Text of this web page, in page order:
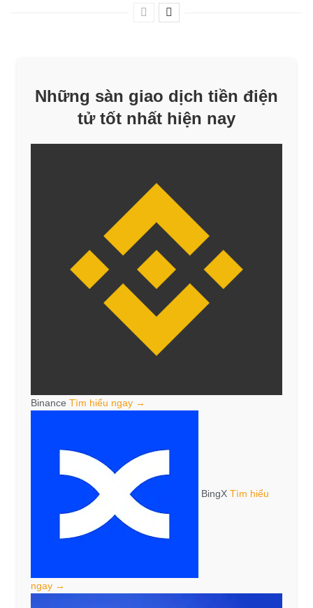
Những sàn giao dịch tiền điện
tử tốt nhất hiện nay
Binance Tìm hiểu ngay →
BingX Tìm hiểu
ngay →